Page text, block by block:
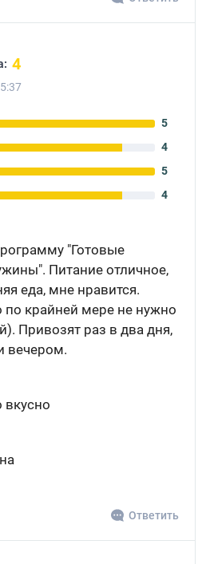
4
5
4
5
4
"Готовые
Питание отличное,
еда, мне нравится.
по крайней мере не нужно
Привозят раз в два дня,
вечером.
вкусно
Ответить